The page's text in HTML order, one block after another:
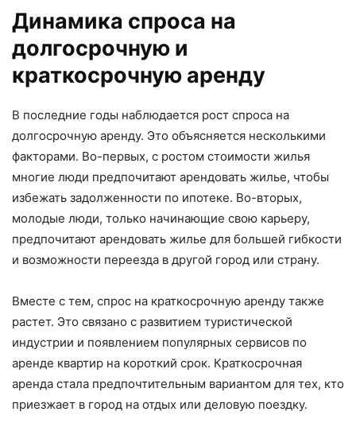
Динамика спроса на
долгосрочную и
краткосрочную аренду
В последние годы наблюдается рост спроса на
долгосрочную аренду. Это объясняется несколькими
факторами. Во-первых, с ростом стоимости жилья
многие люди предпочитают арендовать жилье, чтобы
избежать задолженности по ипотеке. Во-вторых,
молодые люди, только начинающие свою карьеру,
предпочитают арендовать жилье для большей гибкости
и возможности переезда в другой город или страну.
Вместе с тем, спрос на краткосрочную аренду также
растет. Это связано с развитием туристической
индустрии и появлением популярных сервисов по
аренде квартир на короткий срок. Краткосрочная
аренда стала предпочтительным вариантом для тех, кто
приезжает в город на отдых или деловую поездку.